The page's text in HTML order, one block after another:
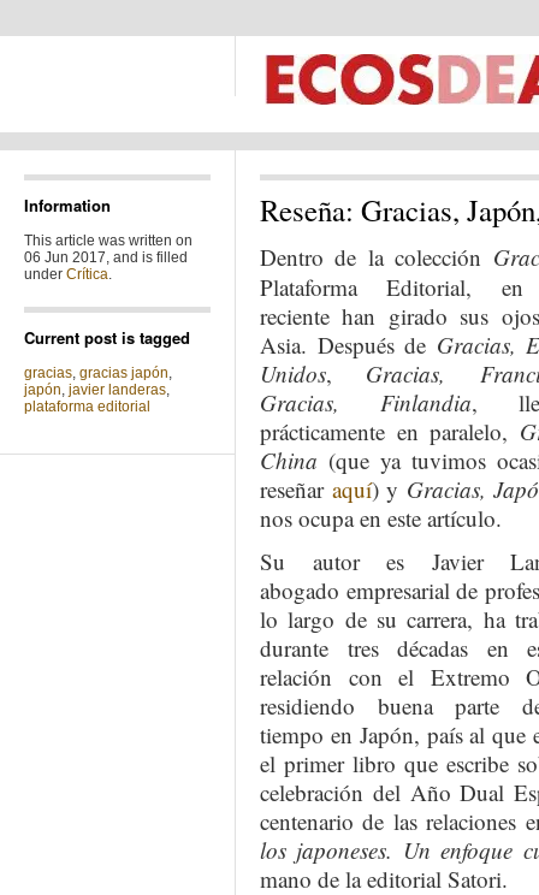
Information
This article was written on
06 Jun 2017, and is filled
under Crítica.
Current post is tagged
gracias, gracias japón,
japón, javier landeras,
plataforma editorial
Reseña: Gracias,
Dentro de la colección
Plataforma Editorial, en
reciente han girado sus
Asia. Después de Gracias,
Unidos, Gracias,
Gracias, Finlandia,
prácticamente en paralelo,
China (que ya tuvimos
reseñar aquí) y Gracias,
nos ocupa en este artículo.
Su autor es Javier
abogado empresarial de
lo largo de su carrera, ha
durante tres décadas en
relación con el Extremo
residiendo buena parte
tiempo en Japón, país al que
el primer libro que escribe
celebración del Año Dual
centenario de las relaciones
los japoneses. Un enfoque
mano de la editorial Satori.